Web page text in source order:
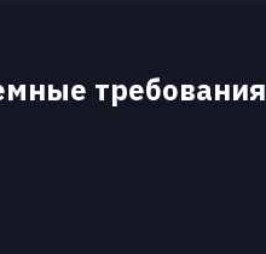
требования